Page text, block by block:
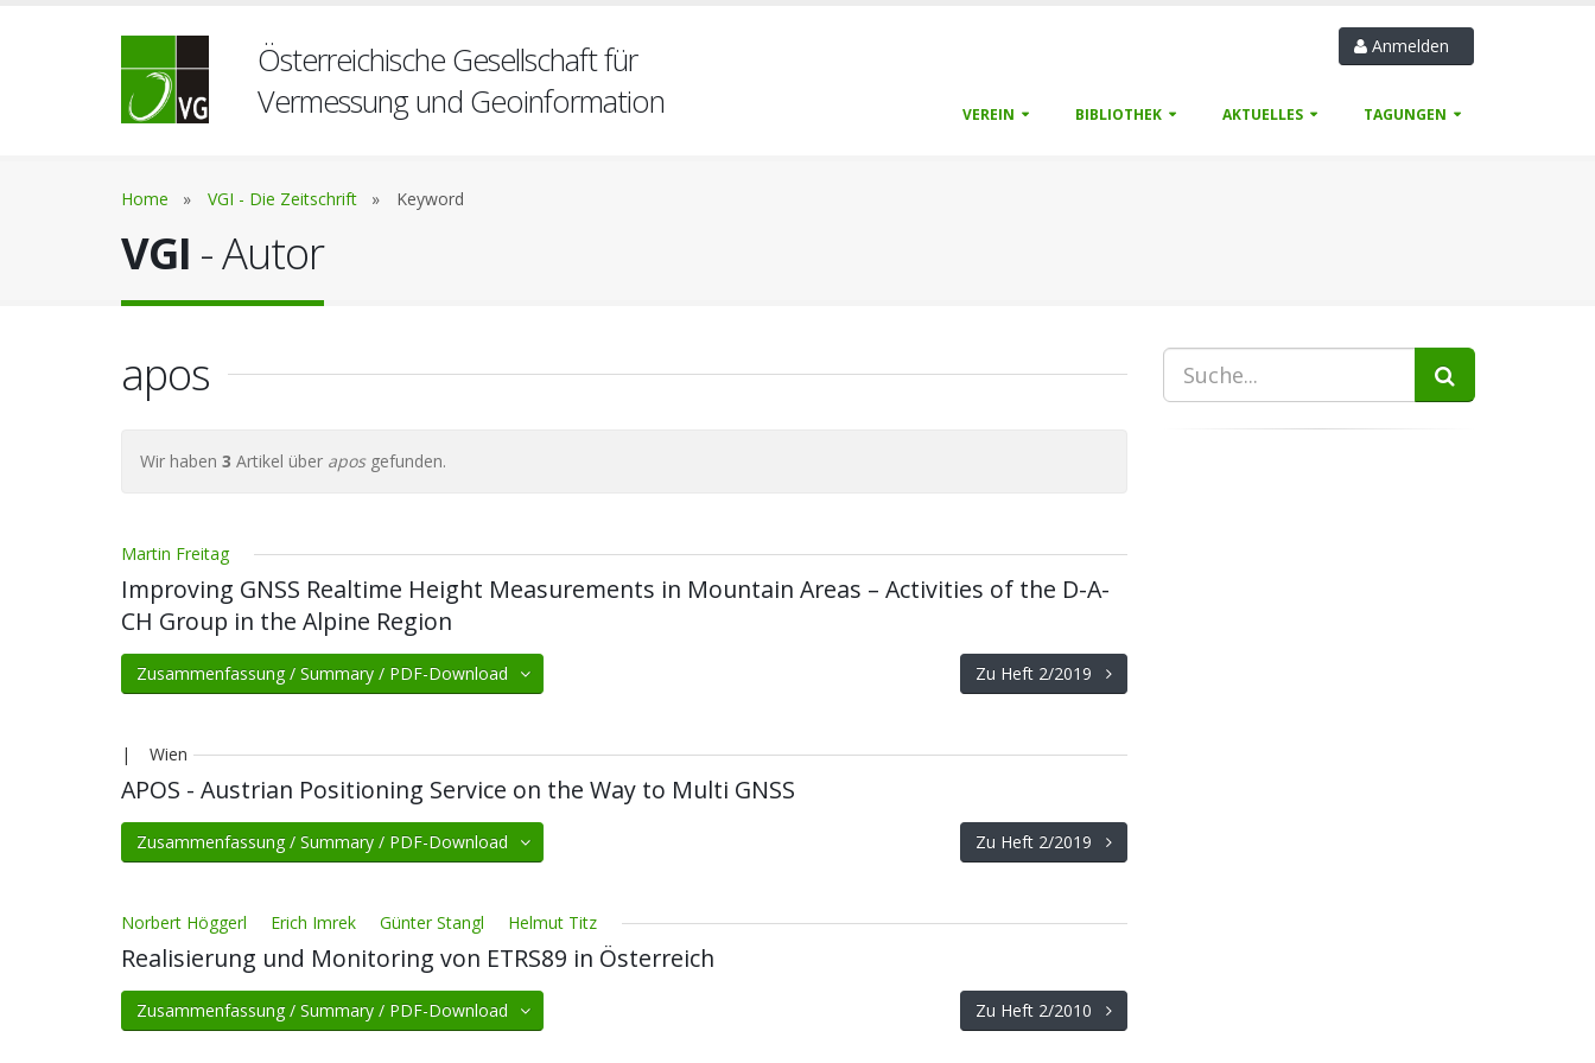
Österreichische Gesellschaft für
Vermessung und Geoinformation
Anmelden
VEREIN BIBLIOTHEK AKTUELLES TAGUNGEN
Home » VGI - Die Zeitschrift » Keyword
VGI - Autor
apos
Wir haben 3 Artikel über aposgefunden.
Martin Freitag
Improving GNSS Realtime Height Measurements in Mountain Areas – Activities of the D-A-
CH Group in the Alpine Region
Zusammenfassung / Summary / PDF-Download Zu Heft 2/2019
| Wien
APOS - Austrian Positioning Service on the Way to Multi GNSS
Zusammenfassung / Summary / PDF-Download Zu Heft 2/2019
Norbert Höggerl Erich Imrek Günter Stangl Helmut Titz
Realisierung und Monitoring von ETRS89 in Österreich
Zusammenfassung / Summary / PDF-Download Zu Heft 2/2010